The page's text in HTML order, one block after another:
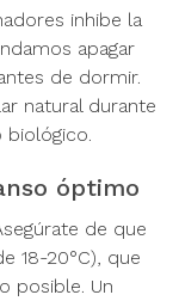
inhibe la
apagar
de dormir.
natural durante
óptimo
de que
18-20°C), que
posible. Un